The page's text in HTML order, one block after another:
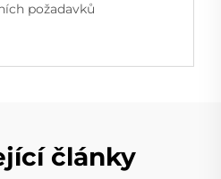
požadavků
články